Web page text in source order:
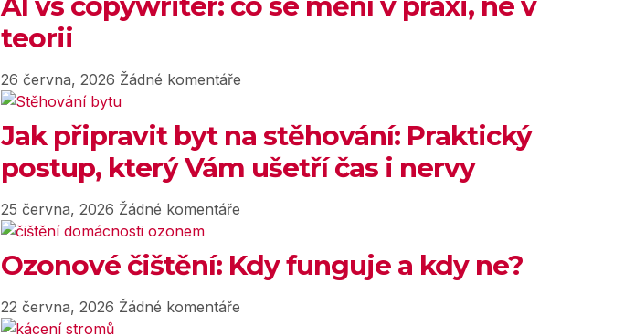
teorii
26 června, 2026 Žádné komentáře
Jak připravit byt na stěhování: Praktický
postup, který Vám ušetří čas i nervy
25 června, 2026 Žádné komentáře
Ozonové čištění: Kdy funguje a kdy ne?
22 června, 2026 Žádné komentáře